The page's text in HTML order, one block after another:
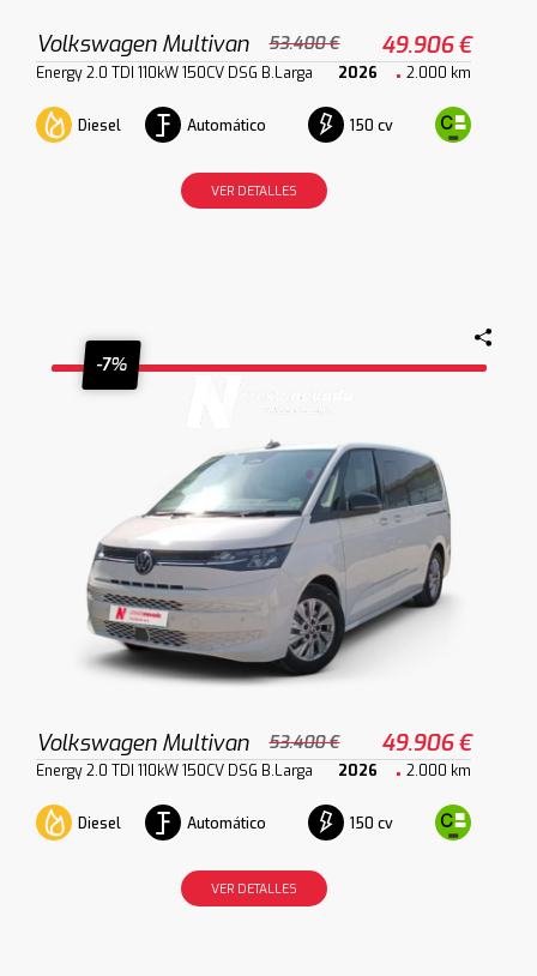
Volkswagen Multivan 53.400 € 49.906 €
Energy 2.0 TDI 110kW 150CV DSG B.Larga 2026 2.000 km
Diesel Automático 150 cv
VER DETALLES
-7%
Volkswagen Multivan 53.400 € 49.906 €
Energy 2.0 TDI 110kW 150CV DSG B.Larga 2026 2.000 km
Diesel Automático 150 cv
VER DETALLES